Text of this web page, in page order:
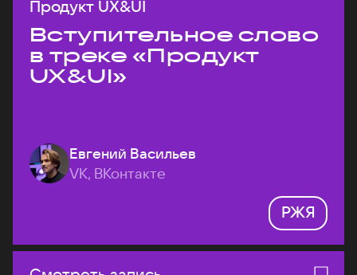
Продукт UX&UI
Вступительное слово
в треке «Продукт
UX&UI»
Евгений Васильев
VK, ВКонтакте
РЖЯ